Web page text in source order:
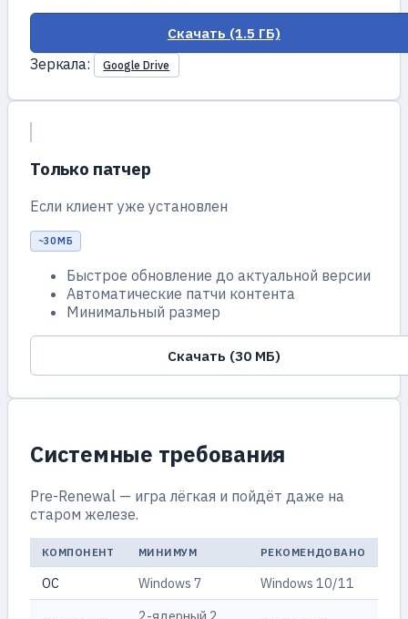
Скачать (1.5 ГБ)
Зеркала:
Google Drive
Только патчер
Если клиент уже установлен
~30 МБ
Быстрое обновление до актуальной версии
Автоматические патчи контента
Минимальный размер
Скачать (30 МБ)
Системные требования
Pre-Renewal — игра лёгкая и пойдёт даже на
старом железе.
КОМПОНЕНТ МИНИМУМ РЕКОМЕНДОВАНО
ОС Windows 7 Windows 10/11